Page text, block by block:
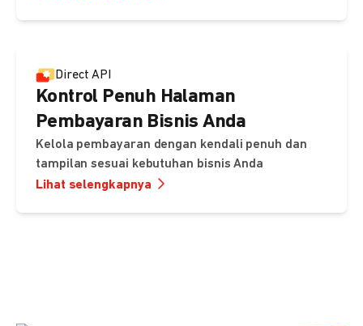
Direct API
Kontrol Penuh Halaman
Pembayaran Bisnis Anda
Kelola pembayaran dengan kendali penuh dan
tampilan sesuai kebutuhan bisnis Anda
Lihat selengkapnya